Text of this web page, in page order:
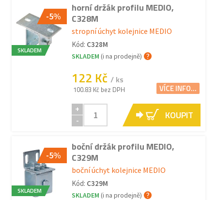
-5%
SKLADEM
horní držák profilu MEDIO,
C328M
stropní úchyt kolejnice MEDIO
Kód: C328M
SKLADEM (i na prodejně)
122 Kč / ks
100.83 Kč bez DPH VÍCE INFO...
+
-
KOUPIT
-5%
SKLADEM
boční držák profilu MEDIO,
C329M
boční úchyt kolejnice MEDIO
Kód: C329M
SKLADEM (i na prodejně)